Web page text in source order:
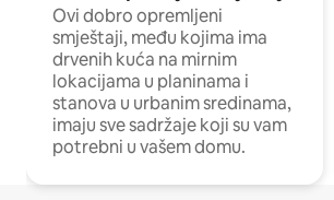
Ovi dobro opremljeni
smještaji, među kojima ima
drvenih kuća na mirnim
lokacijama u planinama i
stanova u urbanim sredinama,
imaju sve sadržaje koji su vam
potrebni u vašem domu.